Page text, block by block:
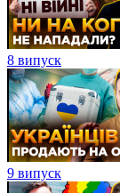
8 випуск
9 випуск